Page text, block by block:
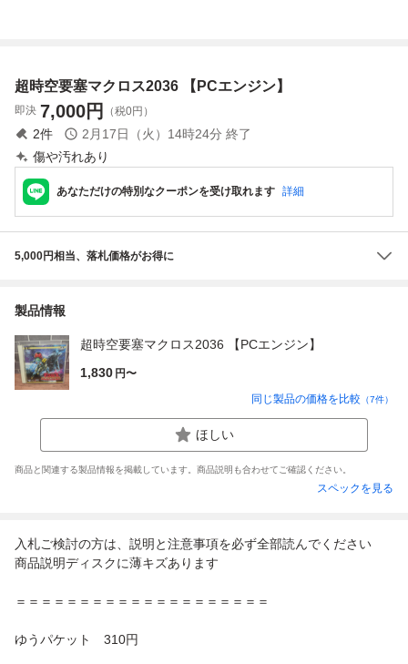
超時空要塞マクロス2036 【PCエンジン】
即決 7,000円 （税0円）
2件 2月17日（火）14時24分 終了
傷や汚れあり
あなただけの特別なクーポンを受け取れます 詳細
5,000円相当、落札価格がお得に
製品情報
超時空要塞マクロス2036 【PCエンジン】
1,830 円〜
同じ製品の価格を比較 （7件）
ほしい
商品と関連する製品情報を掲載しています。商品説明も合わせてご確認ください。
スペックを見る
入札ご検討の方は、説明と注意事項を必ず全部読んでください
商品説明ディスクに薄キズあります
＝＝＝＝＝＝＝＝＝＝＝＝＝＝＝＝＝＝＝＝
ゆうパケット 310円